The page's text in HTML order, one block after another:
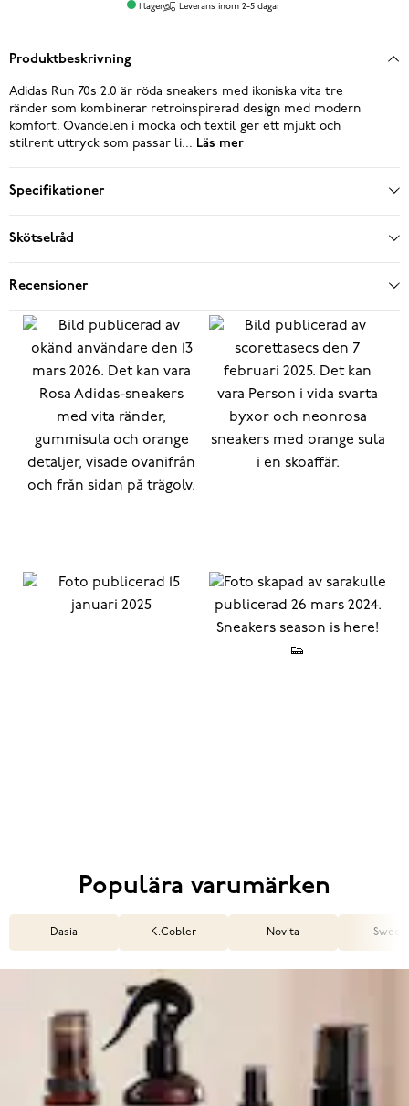
I lager Leverans inom 2-5 dagar
Produktbeskrivning
Adidas Run 70s 2.0 är röda sneakers med ikoniska vita tre
ränder som kombinerar retroinspirerad design med modern
komfort. Ovandelen i mocka och textil ger ett mjukt och
stilrent uttryck som passar li... Läs mer
Specifikationer
Skötselråd
Recensioner
Populära varumärken
Dasia K.Cobler Novita